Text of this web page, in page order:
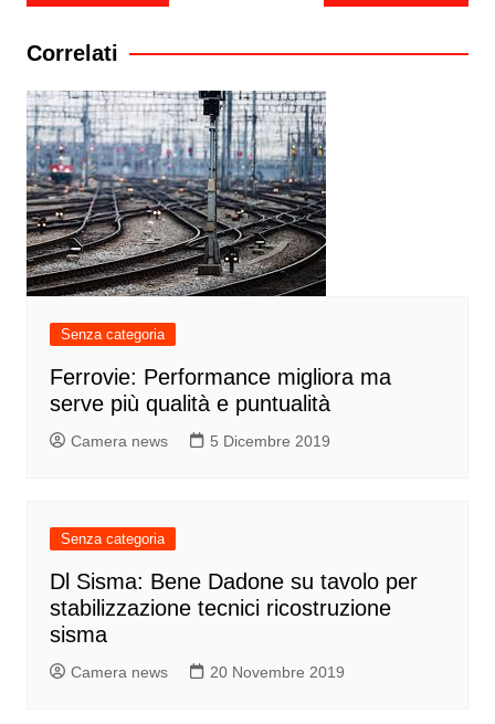
articoli
Correlati
Senza categoria
Ferrovie: Performance migliora ma
serve più qualità e puntualità
Camera news 5 Dicembre 2019
Senza categoria
Dl Sisma: Bene Dadone su tavolo per
stabilizzazione tecnici ricostruzione
sisma
Camera news 20 Novembre 2019